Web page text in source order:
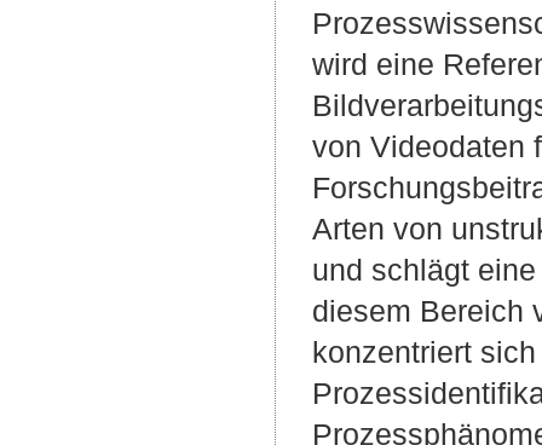
wird eine
von Videodaten
Arten von
und schlägt
diesem Bereich
konzentriert